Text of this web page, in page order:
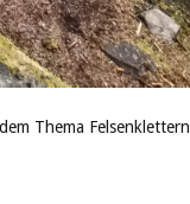
Thema Felsenklettern